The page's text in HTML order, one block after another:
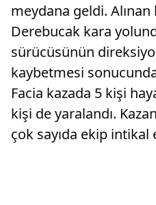
meydana geldi.
Derebucak kara
sürücüsünün
kaybetmesi
Facia kazada 5 kişi
kişi de yaralandı.
çok sayıda ekip intikal